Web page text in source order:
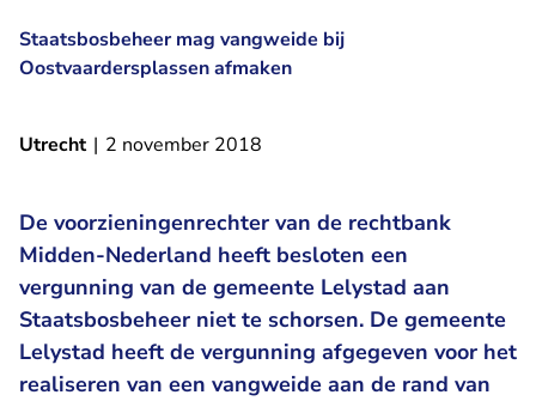
Staatsbosbeheer mag vangweide bij
Oostvaardersplassen afmaken
Utrecht | 2 november 2018
De voorzieningenrechter van de rechtbank
Midden-Nederland heeft besloten een
vergunning van de gemeente Lelystad aan
Staatsbosbeheer niet te schorsen. De gemeente
Lelystad heeft de vergunning afgegeven voor het
realiseren van een vangweide aan de rand van